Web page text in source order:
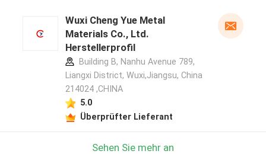
Wuxi Cheng Yue Metal
Materials Co., Ltd.
Herstellerprofil
Building B, Nanhu Avenue 789,
Liangxi District, Wuxi,Jiangsu, China
214024 ,CHINA
5.0
Überprüfter Lieferant
Sehen Sie mehr an